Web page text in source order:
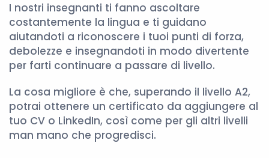
I nostri insegnanti ti fanno ascoltare
costantemente la lingua e ti guidano
aiutandoti a riconoscere i tuoi punti di forza,
debolezze e insegnandoti in modo divertente
per farti continuare a passare di livello.
La cosa migliore è che, superando il livello A2,
potrai ottenere un certificato da aggiungere al
tuo CV o LinkedIn, così come per gli altri livelli
man mano che progredisci.